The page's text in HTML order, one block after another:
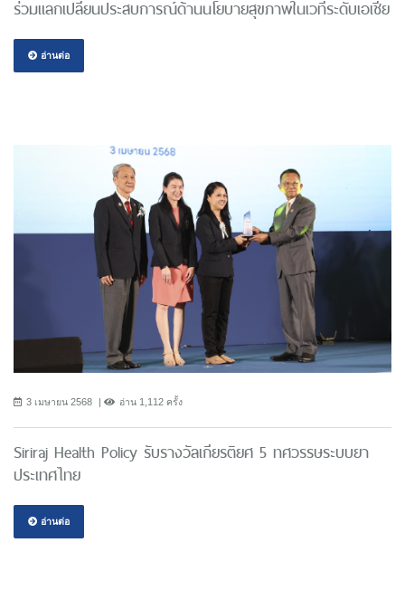
ร่วมแลกเปลี่ยนประสบการณ์ด้านนโยบายสุขภาพในเวทีระดับเอเชีย
อ่านต่อ
3 เมษายน 2568 อ่าน 1,112 ครั้ง
Siriraj Health Policy รับรางวัลเกียรติยศ 5 ทศวรรษระบบยา
ประเทศไทย
อ่านต่อ